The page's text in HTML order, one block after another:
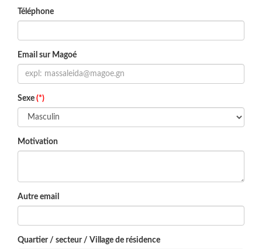
Téléphone
Email sur Magoé
Sexe (*)
Motivation
Autre email
Quartier / secteur / Village de résidence